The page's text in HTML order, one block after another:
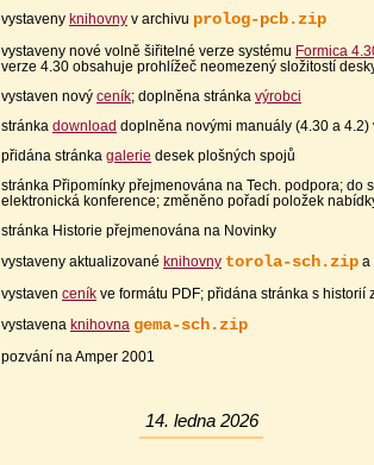
vystaveny knihovny v archivu prolog-pcb.zip
vystaveny nové volně šiřitelné verze systému Formica
verze 4.30 obsahuje prohlížeč neomezený složitostí
vystaven nový ceník; doplněna stránka výrobci
stránka download doplněna novými manuály (4.30 a 4.2)
přidána stránka galerie desek plošných spojů
stránka Připomínky přejmenována na Tech. podpora; do
elektronická konference; změněno pořadí položek
stránka Historie přejmenována na Novinky
vystaveny aktualizované knihovny torola-sch.zip a
vystaven ceník ve formátu PDF; přidána stránka s historií
vystavena knihovna gema-sch.zip
pozvání na Amper 2001
14. ledna 2026